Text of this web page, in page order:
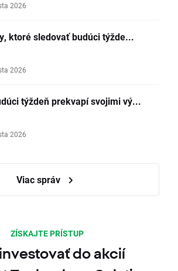
2026
ktoré sledovať budúci týžde...
2026
týždeň prekvapí svojimi vý...
2026
Viac správ
ZÍSKAJTE PRÍSTUP
do akcií